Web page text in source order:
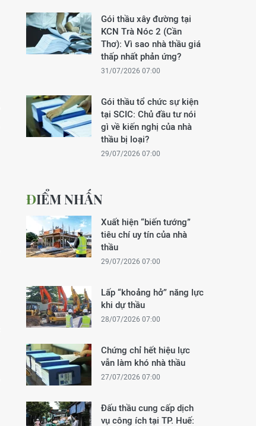
Gói thầu xây đường tại
KCN Trà Nóc 2 (Cần
Thơ): Vì sao nhà thầu giá
thấp nhất phản ứng?
31/07/2026 07:00
Gói thầu tổ chức sự kiện
tại SCIC: Chủ đầu tư nói
gì về kiến nghị của nhà
thầu bị loại?
29/07/2026 07:00
ĐIỂM NHẤN
Xuất hiện “biến tướng”
tiêu chí uy tín của nhà
thầu
29/07/2026 07:00
Lấp “khoảng hở” năng lực
khi dự thầu
28/07/2026 07:00
Chứng chỉ hết hiệu lực
vẫn làm khó nhà thầu
27/07/2026 07:00
Đấu thầu cung cấp dịch
vụ công ích tại TP. Huế: